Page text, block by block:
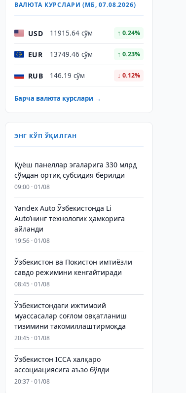
ВАЛЮТА КУРСЛАРИ (МБ, 07.08.2026)
USD 11915.64 сўм ↑ 0.24%
EUR 13749.46 сўм ↑ 0.23%
RUB 146.19 сўм ↓ 0.12%
Барча валюта курслари →
ЭНГ КЎП ЎҚИЛГАН
Қуёш панеллар эгаларига 330 млрд
сўмдан ортиқ субсидия берилди
09:00 · 01/08
Yandex Auto Ўзбекистонда Li
Auto’нинг технологик ҳамкорига
айланди
19:56 · 01/08
Ўзбекистон ва Покистон имтиёзли
савдо режимини кенгайтиради
08:45 · 01/08
Ўзбекистондаги ижтимоий
муассасалар соғлом овқатланиш
тизимини такомиллаштирмоқда
20:45 · 01/08
Ўзбекистон ICCA халқаро
ассоциациясига аъзо бўлди
20:37 · 01/08